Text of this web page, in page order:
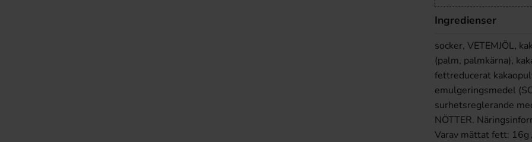
Ingredienser
socker, VETEMJÖL,
(palm, palmkärna),
fettreducerat
emulgeringsmedel
surhetsreglerande
NÖTTER.
Varav mättat fett: 16g